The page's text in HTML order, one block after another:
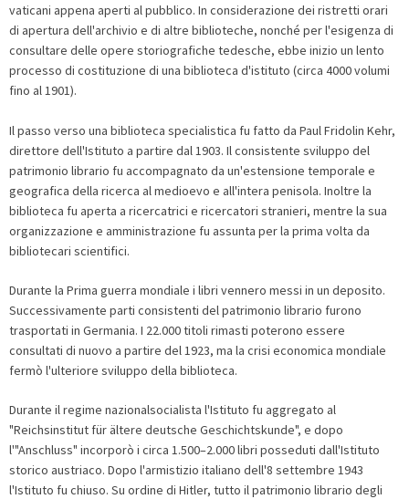
vaticani appena aperti al pubblico. In considerazione dei ristretti orari
di apertura dell'archivio e di altre biblioteche, nonché per l'esigenza di
consultare delle opere storiografiche tedesche, ebbe inizio un lento
processo di costituzione di una biblioteca d'istituto (circa 4000 volumi
fino al 1901).
Il passo verso una biblioteca specialistica fu fatto da Paul Fridolin Kehr,
direttore dell'Istituto a partire dal 1903. Il consistente sviluppo del
patrimonio librario fu accompagnato da un'estensione temporale e
geografica della ricerca al medioevo e all'intera penisola. Inoltre la
biblioteca fu aperta a ricercatrici e ricercatori stranieri, mentre la sua
organizzazione e amministrazione fu assunta per la prima volta da
bibliotecari scientifici.
Durante la Prima guerra mondiale i libri vennero messi in un deposito.
Successivamente parti consistenti del patrimonio librario furono
trasportati in Germania. I 22.000 titoli rimasti poterono essere
consultati di nuovo a partire del 1923, ma la crisi economica mondiale
fermò l'ulteriore sviluppo della biblioteca.
Durante il regime nazionalsocialista l'Istituto fu aggregato al
"Reichsinstitut für ältere deutsche Geschichtskunde", e dopo
l'"Anschluss" incorporò i circa 1.500–2.000 libri posseduti dall'Istituto
storico austriaco. Dopo l'armistizio italiano dell'8 settembre 1943
l'Istituto fu chiuso. Su ordine di Hitler, tutto il patrimonio librario degli